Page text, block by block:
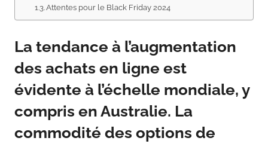
Attentes pour le Black Friday 2024
La tendance à l’augmentation
des achats en ligne est
évidente à l’échelle mondiale, y
compris en Australie. La
commodité des options de